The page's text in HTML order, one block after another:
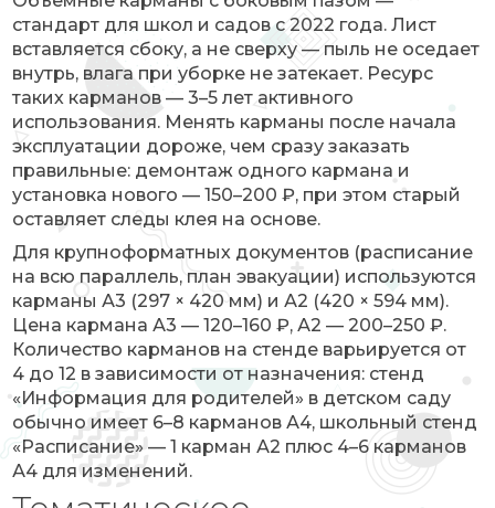
стандарт для школ и садов с 2022 года. Лист
вставляется сбоку, а не сверху — пыль не оседает
внутрь, влага при уборке не затекает. Ресурс
таких карманов — 3–5 лет активного
использования. Менять карманы после начала
эксплуатации дороже, чем сразу заказать
правильные: демонтаж одного кармана и
установка нового — 150–200 ₽, при этом старый
оставляет следы клея на основе.
Для крупноформатных документов (расписание
на всю параллель, план эвакуации) используются
карманы А3 (297 × 420 мм) и А2 (420 × 594 мм).
Цена кармана А3 — 120–160 ₽, А2 — 200–250 ₽.
Количество карманов на стенде варьируется от
4 до 12 в зависимости от назначения: стенд
«Информация для родителей» в детском саду
обычно имеет 6–8 карманов А4, школьный стенд
«Расписание» — 1 карман А2 плюс 4–6 карманов
А4 для изменений.